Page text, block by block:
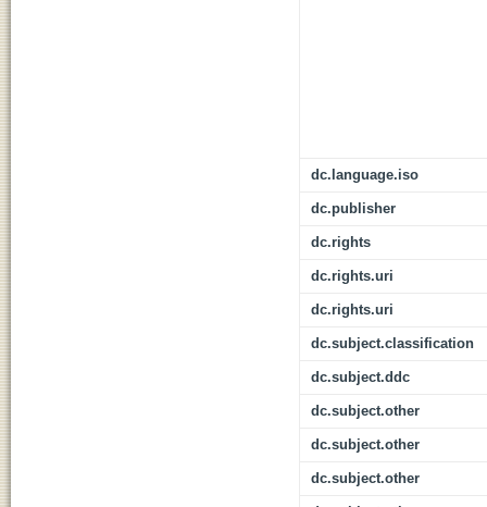
dc.language.iso
dc.publisher
dc.rights
dc.rights.uri
dc.rights.uri
dc.subject.classification
dc.subject.ddc
dc.subject.other
dc.subject.other
dc.subject.other